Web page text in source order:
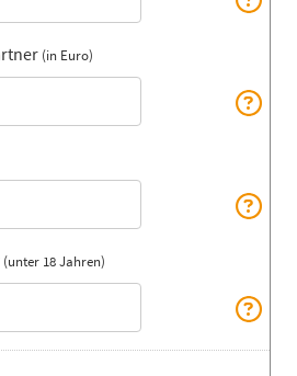
(in Euro)
(unter 18 Jahren)